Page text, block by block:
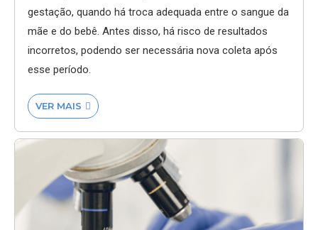
gestação, quando há troca adequada entre o sangue da
mãe e do bebê. Antes disso, há risco de resultados
incorretos, podendo ser necessária nova coleta após
esse período.

VER MAIS